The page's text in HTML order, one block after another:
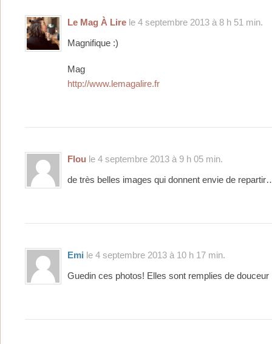
Le Mag À Lire le 4 septembre 2013 à 8 h 51 min.
Magnifique :)
Mag
http://www.lemagalire.fr
Flou le 4 septembre 2013 à 9 h 05 min.
de très belles images qui donnent envie de
Emi le 4 septembre 2013 à 10 h 17 min.
Guedin ces photos! Elles sont remplies de douceur